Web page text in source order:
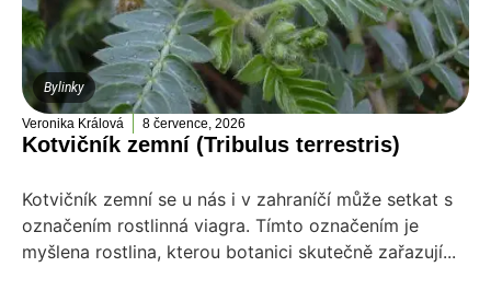
Bylinky
Veronika Králová 8 července, 2026
Kotvičník zemní (Tribulus terrestris)
Kotvičník zemní se u nás i v zahraníčí může setkat s
označením rostlinná viagra. Tímto označením je
myšlena rostlina, kterou botanici skutečně zařazují...